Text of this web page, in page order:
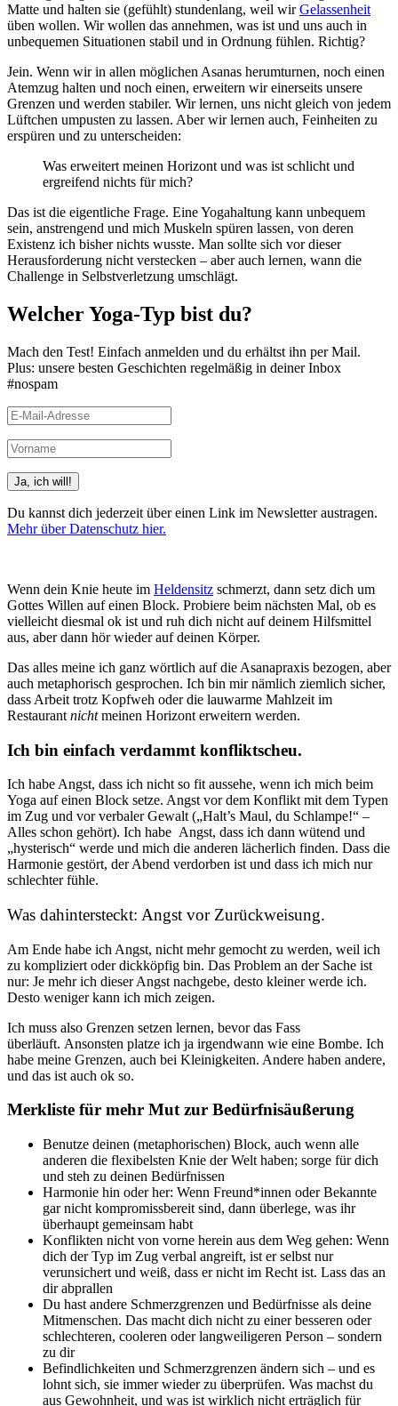
Matte und halten sie (gefühlt) stundenlang, weil wirGelassenheit
üben wollen. Wir wollen das annehmen, was ist und uns auch in
unbequemen Situationen stabil und in Ordnung fühlen. Richtig?
Jein. Wenn wir in allen möglichen Asanas herumturnen, noch einen
Atemzug halten und noch einen, erweitern wir einerseits unsere
Grenzen und werden stabiler. Wir lernen, uns nicht gleich von jedem
Lüftchen umpusten zu lassen. Aber wir lernen auch, Feinheiten zu
erspüren und zu unterscheiden:
Was erweitert meinen Horizont und was ist schlicht und
ergreifend nichts für mich?
Das ist die eigentliche Frage. Eine Yogahaltung kann unbequem
sein, anstrengend und mich Muskeln spüren lassen, von deren
Existenz ich bisher nichts wusste. Man sollte sich vor dieser
Herausforderung nicht verstecken – aber auch lernen, wann die
Challenge in Selbstverletzung umschlägt.
Welcher Yoga-Typ bist du?
Mach den Test! Einfach anmelden und du erhältst ihn per Mail.
Plus: unsere besten Geschichten regelmäßig in deiner Inbox
#nospam
Du kannst dich jederzeit über einen Link im Newsletter austragen.
Mehr über Datenschutz hier.
Wenn dein Knie heute im Heldensitz schmerzt, dann setz dich um
Gottes Willen auf einen Block. Probiere beim nächsten Mal, ob es
vielleicht diesmal ok ist und ruh dich nicht auf deinem Hilfsmittel
aus, aber dann hör wieder auf deinen Körper.
Das alles meine ich ganz wörtlich auf die Asanapraxis bezogen, aber
auch metaphorisch gesprochen. Ich bin mir nämlich ziemlich sicher,
dass Arbeit trotz Kopfweh oder die lauwarme Mahlzeit im
Restaurant nichtmeinen Horizont erweitern werden.
Ich bin einfach verdammt konfliktscheu.
Ich habe Angst, dass ich nicht so fit aussehe, wenn ich mich beim
Yoga auf einen Block setze. Angst vor dem Konflikt mit dem Typen
im Zug und vor verbaler Gewalt („Halt’s Maul, du Schlampe!“ –
Alles schon gehört). Ich habe Angst, dass ich dann wütend und
„hysterisch“ werde und mich die anderen lächerlich finden. Dass die
Harmonie gestört, der Abend verdorben ist und dass ich mich nur
schlechter fühle.
Was dahintersteckt: Angst vor Zurückweisung.
Am Ende habe ich Angst, nicht mehr gemocht zu werden, weil ich
zu kompliziert oder dickköpfig bin. Das Problem an der Sache ist
nur: Je mehr ich dieser Angst nachgebe, desto kleiner werde ich.
Desto weniger kann ich mich zeigen.
Ich muss also Grenzen setzen lernen, bevor das Fass
überläuft. Ansonsten platze ich ja irgendwann wie eine Bombe. Ich
habe meine Grenzen, auch bei Kleinigkeiten. Andere haben andere,
und das ist auch ok so.
Merkliste für mehr Mut zur Bedürfnisäußerung
Benutze deinen (metaphorischen) Block, auch wenn alle
anderen die flexibelsten Knie der Welt haben; sorge für dich
und steh zu deinen Bedürfnissen
Harmonie hin oder her: Wenn Freund*innen oder Bekannte
gar nicht kompromissbereit sind, dann überlege, was ihr
überhaupt gemeinsam habt
Konflikten nicht von vorne herein aus dem Weg gehen: Wenn
dich der Typ im Zug verbal angreift, ist er selbst nur
verunsichert und weiß, dass er nicht im Recht ist. Lass das an
dir abprallen
Du hast andere Schmerzgrenzen und Bedürfnisse als deine
Mitmenschen. Das macht dich nicht zu einer besseren oder
schlechteren, cooleren oder langweiligeren Person – sondern
zu dir
Befindlichkeiten und Schmerzgrenzen ändern sich – und es
lohnt sich, sie immer wieder zu überprüfen. Was machst du
aus Gewohnheit, und was ist wirklich nicht erträglich für